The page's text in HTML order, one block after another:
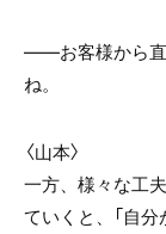
——お客様から直
ね。
〈山本〉
一方、様々な工
ていくと、「自